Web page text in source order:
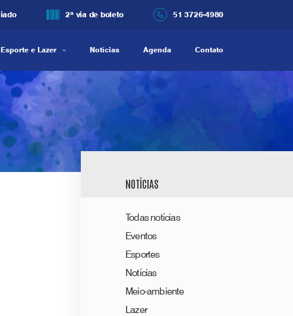
2ª via de boleto 51 3726-4980
Esporte e Lazer Notícias Agenda Contato
NOTÍCIAS
Todas notícias
Eventos
Esportes
Notícias
Meio-ambiente
Lazer